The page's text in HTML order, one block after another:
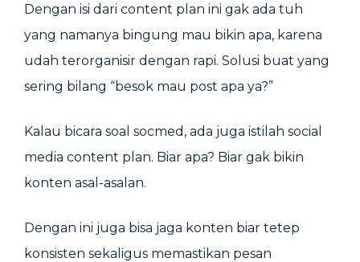
Dengan isi dari content plan ini gak ada tuh
yang namanya bingung mau bikin apa, karena
udah terorganisir dengan rapi. Solusi buat yang
sering bilang “besok mau post apa ya?”
Kalau bicara soal socmed, ada juga istilah social
media content plan. Biar apa? Biar gak bikin
konten asal-asalan.
Dengan ini juga bisa jaga konten biar tetep
konsisten sekaligus memastikan pesan